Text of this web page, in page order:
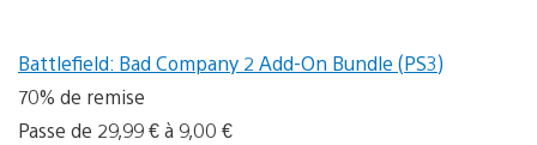
Battlefield: Bad Company 2 Add-On Bundle (PS3)
70% de remise
Passe de 29,99 € à 9,00 €